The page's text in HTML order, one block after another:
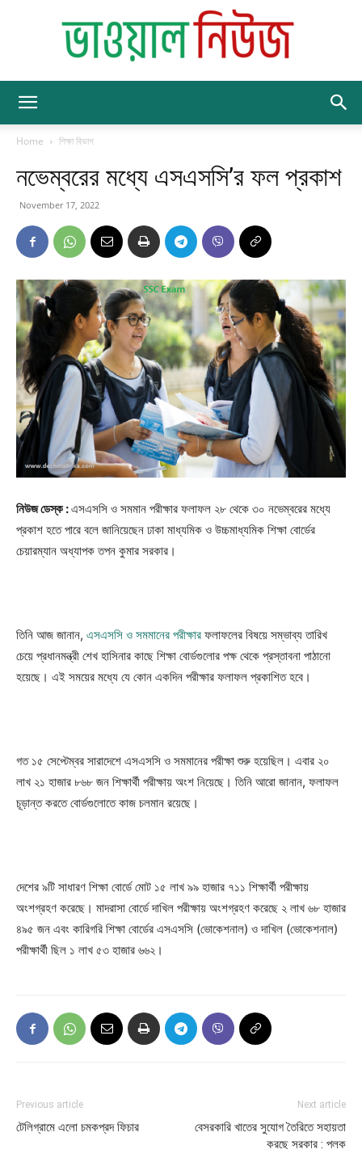
Home
শিক্ষা বিভাগ
নভেম্বরের মধ্যে এসএসসি’র ফল প্রকাশ
November 17, 2022
নিউজ ডেস্ক :এসএসসি ও সমমান পরীক্ষার ফলাফল ২৮ থেকে ৩০ নভেম্বরের মধ্যে
প্রকাশ হতে পারে বলে জানিয়েছেন ঢাকা মাধ্যমিক ও উচ্চমাধ্যমিক শিক্ষা বোর্ডের
চেয়ারম্যান অধ্যাপক তপন কুমার সরকার।
তিনি আজ জানান, এসএসসি ও সমমানের পরীক্ষার ফলাফলের বিষয়ে সম্ভাব্য তারিখ
চেয়ে প্রধানমন্ত্রী শেখ হাসিনার কাছে শিক্ষা বোর্ডগুলোর পক্ষ থেকে প্রস্তাবনা পাঠানো
হয়েছে। এই সময়ের মধ্যে যে কোন একদিন পরীক্ষার ফলাফল প্রকাশিত হবে।
গত ১৫ সেপ্টেম্বর সারাদেশে এসএসসি ও সমমানের পরীক্ষা শুরু হয়েছিল। এবার ২০
লাখ ২১ হাজার ৮৬৮ জন শিক্ষার্থী পরীক্ষায় অংশ নিয়েছে। তিনি আরো জানান, ফলাফল
চূড়ান্ত করতে বোর্ডগুলোতে কাজ চলমান রয়েছে।
দেশের ৯টি সাধারণ শিক্ষা বোর্ডে মোট ১৫ লাখ ৯৯ হাজার ৭১১ শিক্ষার্থী পরীক্ষায়
অংশগ্রহণ করেছে। মাদরাসা বোর্ডে দাখিল পরীক্ষায় অংশগ্রহণ করেছে ২ লাখ ৬৮ হাজার
৪৯৫ জন এবং কারিগরি শিক্ষা বোর্ডের এসএসসি (ভোকেশনাল) ও দাখিল (ভোকেশনাল)
পরীক্ষার্থী ছিল ১ লাখ ৫৩ হাজার ৬৬২।
Previous article
টেলিগ্রামে এলো চমকপ্রদ ফিচার
Next article
বেসরকারি খাতের সুযোগ তৈরিতে সহায়তা
করছে সরকার : পলক